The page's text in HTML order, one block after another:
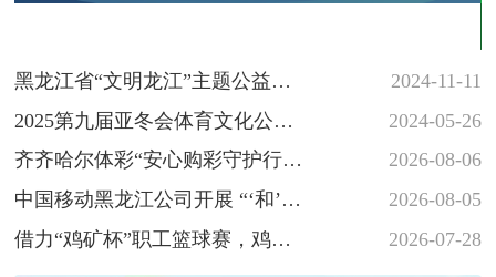
2024-11-11
黑龙江省“文明龙江”主题公益广
告征集展示活动
2024-05-26
2025第九届亚冬会体育文化公益
海报和志愿者徽章创意设计大
赛...
2026-08-06
齐齐哈尔体彩“安心购彩守护行
动”落地省十六运会羽毛球赛场
2026-08-05
中国移动黑龙江公司开展 “‘和’你
一起 反诈‘童’行” 少年...
2026-07-28
借力“鸡矿杯”职工篮球赛，鸡西